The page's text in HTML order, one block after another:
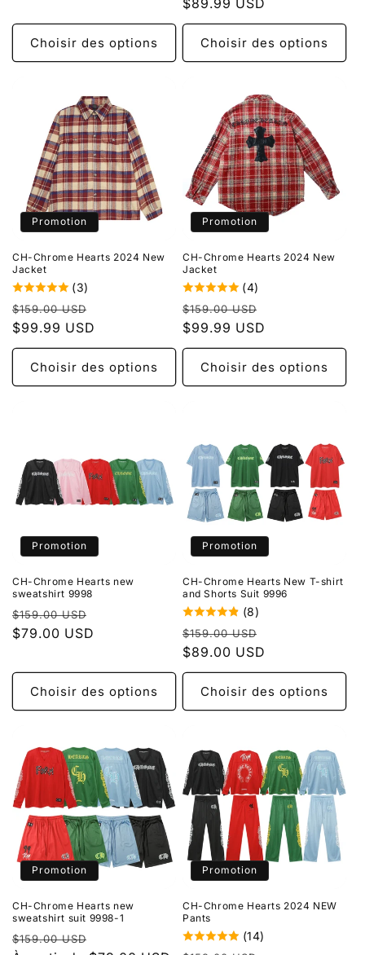
Choisir des options
habituel
$89.99 USD
Choisir des options
Promotion
CH-Chrome Hearts 2024 New
Jacket
(3)
Prix
habituel
$159.00 USD
promotionnel
$99.99 USD
Choisir des options
Promotion
CH-Chrome Hearts 2024 New
Jacket
(4)
Prix
habituel
$159.00 USD
$99.99 USD
Choisir des options
Promotion
CH-Chrome Hearts new
sweatshirt 9998
Prix
habituel
$159.00 USD
promotionnel
$79.00 USD
Choisir des options
Promotion
CH-Chrome Hearts New T-shirt
and Shorts Suit 9996
(8)
Prix
habituel
$159.00 USD
$89.00 USD
Choisir des options
Promotion
CH-Chrome Hearts new
sweatshirt suit 9998-1
Prix
$159.00 USD
Promotion
CH-Chrome Hearts 2024 NEW
Pants
(14)